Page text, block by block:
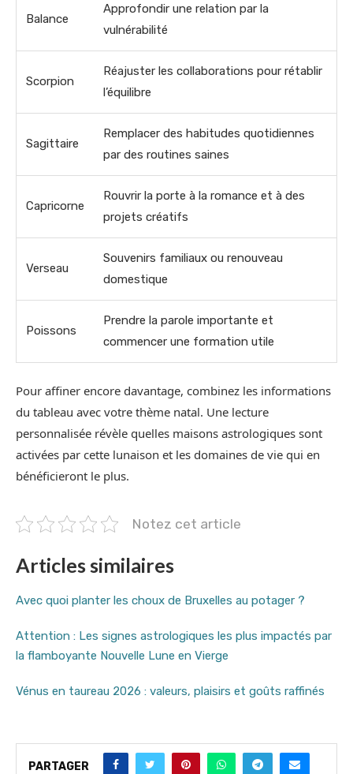
Balance
Approfondir une relation par la
vulnérabilité
Scorpion
Réajuster les collaborations pour rétablir
l’équilibre
Sagittaire
Remplacer des habitudes quotidiennes
par des routines saines
Capricorne
Rouvrir la porte à la romance et à des
projets créatifs
Verseau
Souvenirs familiaux ou renouveau
domestique
Poissons
Prendre la parole importante et
commencer une formation utile
Pour affiner encore davantage, combinez les informations
du tableau avec votre thème natal. Une lecture
personnalisée révèle quelles maisons astrologiques sont
activées par cette lunaison et les domaines de vie qui en
bénéficieront le plus.
Notez cet article
Articles similaires
Avec quoi planter les choux de Bruxelles au potager ?
Attention : Les signes astrologiques les plus impactés par
la flamboyante Nouvelle Lune en Vierge
Vénus en taureau 2026 : valeurs, plaisirs et goûts raffinés
PARTAGER